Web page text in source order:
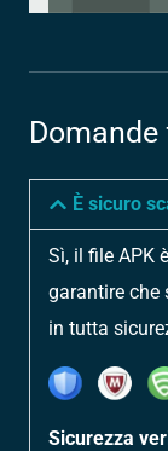
Domande
È sicuro
Sì, il file APK
garantire che
in tutta
Sicurezza